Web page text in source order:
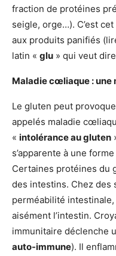
fraction de protéines
seigle, orge…). C’est
aux produits panifiés
latin « glu » qui veut
Maladie cœliaque : une
Le gluten peut
appelés maladie
« intolérance au gluten
s’apparente à une
Certaines protéines du
des intestins. Chez des
perméabilité
aisément l’intestin.
immunitaire déclenche
auto-immune). Il